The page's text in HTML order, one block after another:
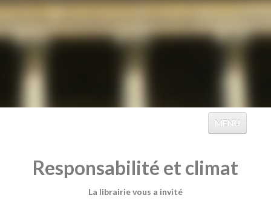
MENU
ÉVÉNEMENTS
TABLES
Responsabilité et climat
La librairie vous a invité